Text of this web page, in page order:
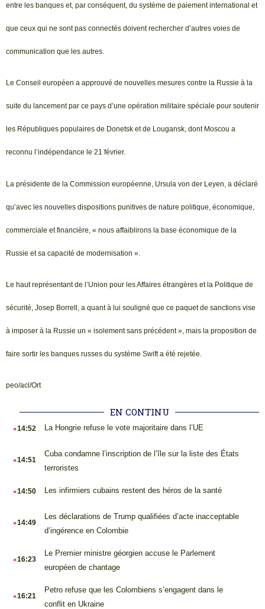
entre les banques et, par conséquent, du système de paiement international et
que ceux qui ne sont pas connectés doivent rechercher d’autres voies de
communication que les autres.
Le Conseil européen a approuvé de nouvelles mesures contre la Russie à la
suite du lancement par ce pays d’une opération militaire spéciale pour soutenir
les Républiques populaires de Donetsk et de Lougansk, dont Moscou a
reconnu l’indépendance le 21 février.
La présidente de la Commission européenne, Ursula von der Leyen, a déclaré
qu’avec les nouvelles dispositions punitives de nature politique, économique,
commerciale et financière, « nous affaiblirons la base économique de la
Russie et sa capacité de modernisation ».
Le haut représentant de l’Union pour les Affaires étrangères et la Politique de
sécurité, Josep Borrell, a quant à lui souligné que ce paquet de sanctions vise
à imposer à la Russie un « isolement sans précédent », mais la proposition de
faire sortir les banques russes du système Swift a été rejetée.
peo/acl/Ort
EN CONTINU
.14:52 La Hongrie refuse le vote majoritaire dans l’UE
.14:51
Cuba condamne l’inscription de l’île sur la liste des États
terroristes
.14:50 Les infirmiers cubains restent des héros de la santé
.14:49
Les déclarations de Trump qualifiées d’acte inacceptable
d’ingérence en Colombie
.16:23
Le Premier ministre géorgien accuse le Parlement
européen de chantage
.16:21
Petro refuse que les Colombiens s’engagent dans le
conflit en Ukraine